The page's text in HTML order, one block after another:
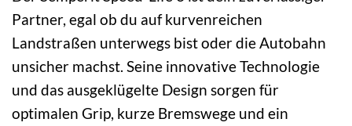
Partner, egal ob du auf kurvenreichen
Landstraßen unterwegs bist oder die Autobahn
unsicher machst. Seine innovative Technologie
und das ausgeklügelte Design sorgen für
optimalen Grip, kurze Bremswege und ein